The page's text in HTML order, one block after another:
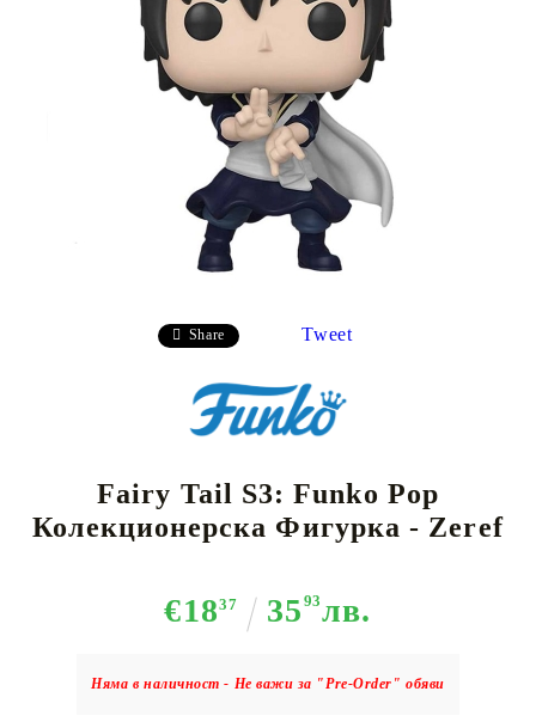
Share Tweet
Fairy Tail S3: Funko Pop
Колекционерска Фигурка - Zeref
€1837 35 93лв.
Няма в наличност - Не важи за "Pre-Order" обяви